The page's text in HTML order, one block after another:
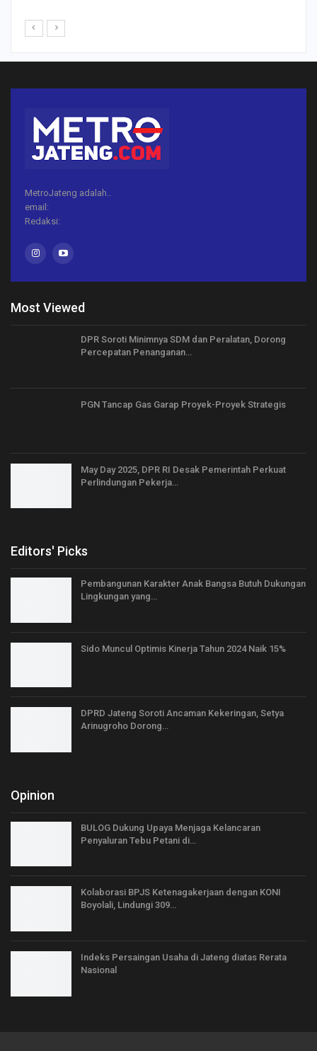
MetroJateng adalah..
email:
Redaksi:
Most Viewed
DPR Soroti Minimnya SDM dan Peralatan, Dorong
Percepatan Penanganan…
PGN Tancap Gas Garap Proyek-Proyek Strategis
May Day 2025, DPR RI Desak Pemerintah Perkuat
Perlindungan Pekerja…
Editors' Picks
Pembangunan Karakter Anak Bangsa Butuh Dukungan
Lingkungan yang…
Sido Muncul Optimis Kinerja Tahun 2024 Naik 15%
DPRD Jateng Soroti Ancaman Kekeringan, Setya
Arinugroho Dorong…
Opinion
BULOG Dukung Upaya Menjaga Kelancaran
Penyaluran Tebu Petani di…
Kolaborasi BPJS Ketenagakerjaan dengan KONI
Boyolali, Lindungi 309…
Indeks Persaingan Usaha di Jateng diatas Rerata
Nasional